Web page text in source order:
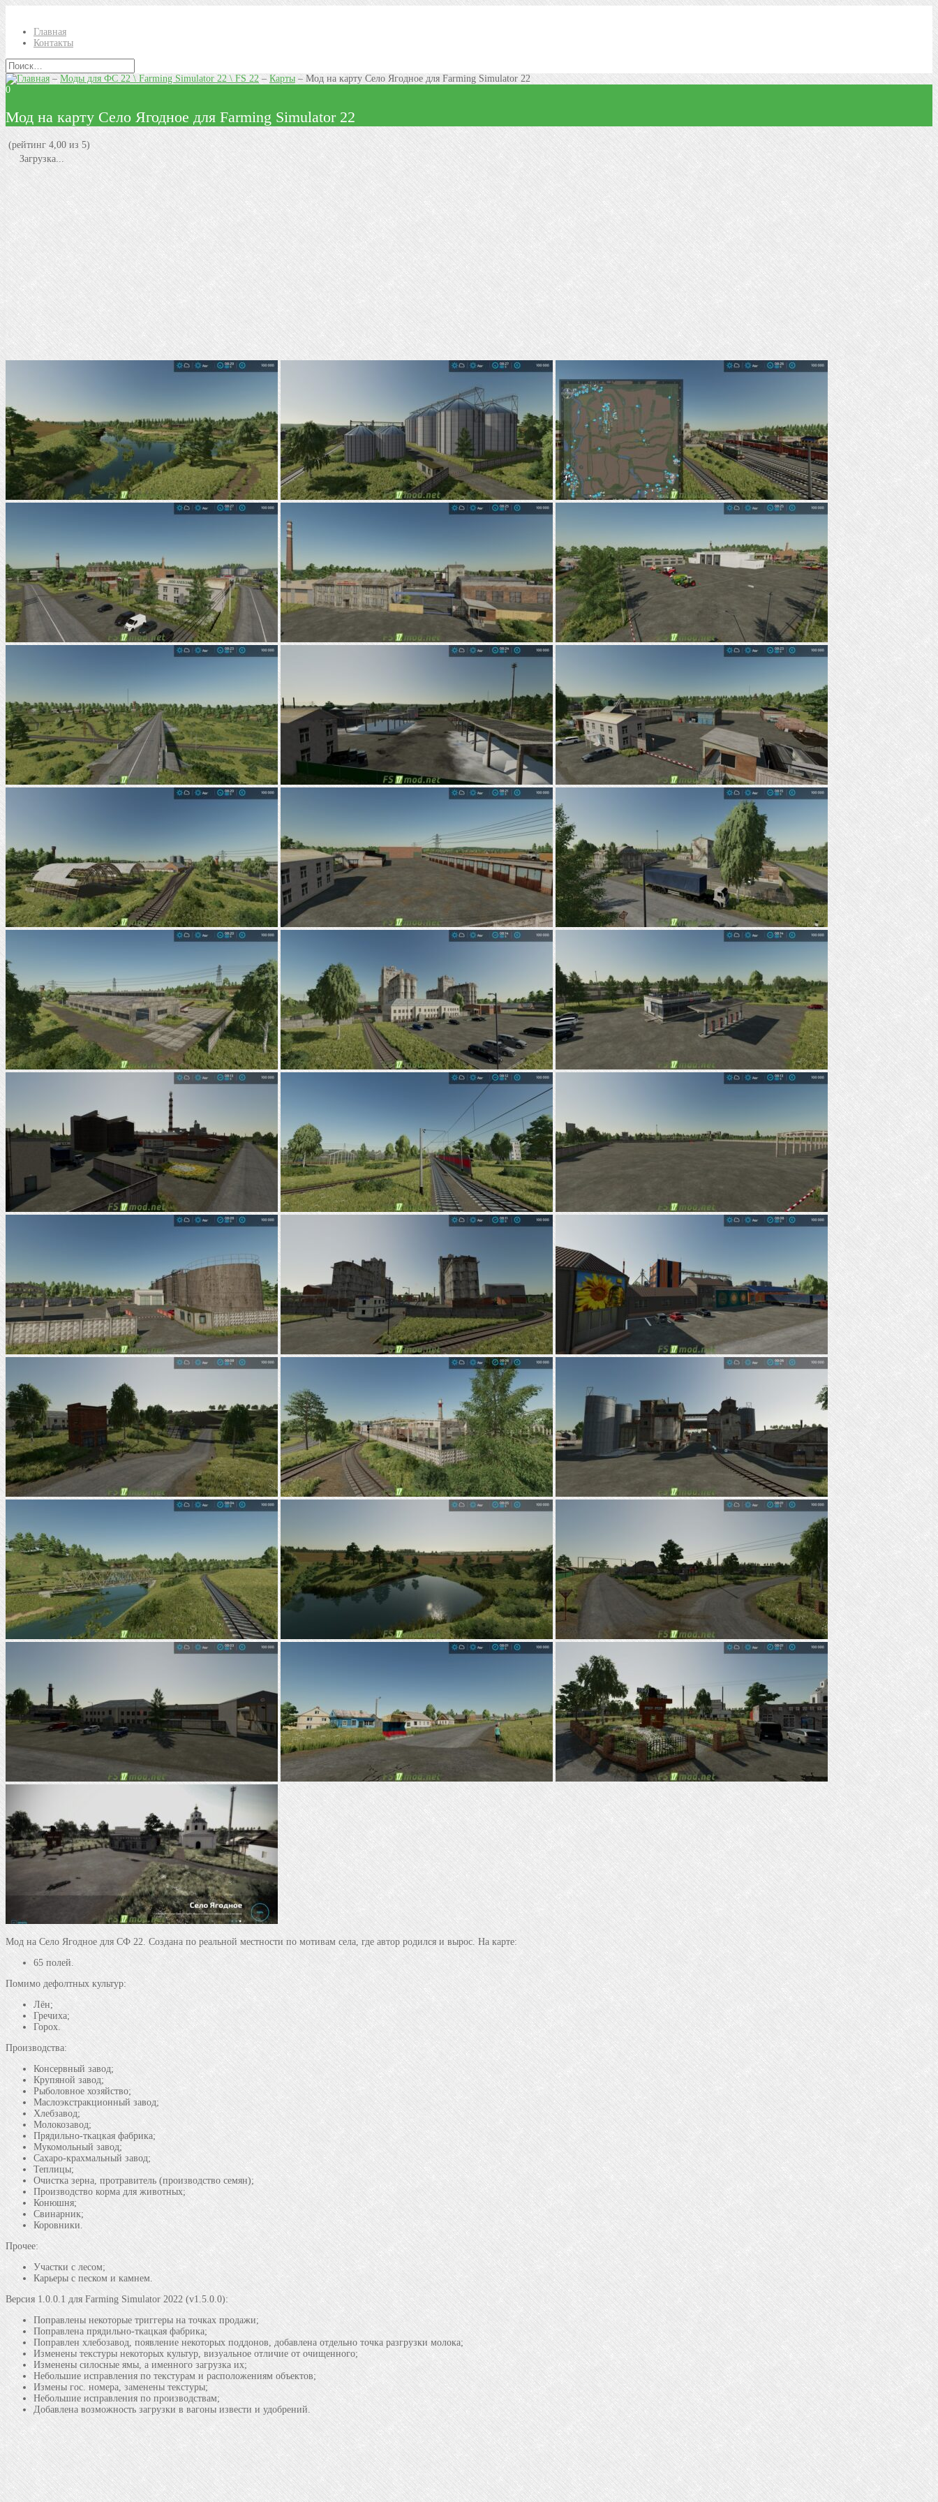
Главная
Контакты
–Моды для ФС 22 \ Farming Simulator 22 \ FS 22– Карты– Мод на карту Село Ягодное для Farming Simulator 22
0
Мод на карту Село Ягодное для Farming Simulator 22
(рейтинг 4,00 из 5)
Загрузка...
Мод на Село Ягодное для СФ 22. Создана по реальной местности по мотивам села, где автор родился и вырос. На карте:
65 полей.
Помимо дефолтных культур:
Лён;
Гречиха;
Горох.
Производства:
Консервный завод;
Крупяной завод;
Рыболовное хозяйство;
Маслоэкстракционный завод;
Хлебзавод;
Молокозавод;
Прядильно-ткацкая фабрика;
Мукомольный завод;
Сахаро-крахмальный завод;
Теплицы;
Очистка зерна, протравитель (производство семян);
Производство корма для животных;
Конюшня;
Свинарник;
Коровники.
Прочее:
Участки с лесом;
Карьеры с песком и камнем.
Версия 1.0.0.1 для Farming Simulator 2022 (v1.5.0.0):
Поправлены некоторые триггеры на точках продажи;
Поправлена прядильно-ткацкая фабрика;
Поправлен хлебозавод, появление некоторых поддонов, добавлена отдельно точка разгрузки молока;
Изменены текстуры некоторых культур, визуальное отличие от очищенного;
Изменены силосные ямы, а именного загрузка их;
Небольшие исправления по текстурам и расположениям объектов;
Измены гос. номера, заменены текстуры;
Небольшие исправления по производствам;
Добавлена возможность загрузки в вагоны извести и удобрений.